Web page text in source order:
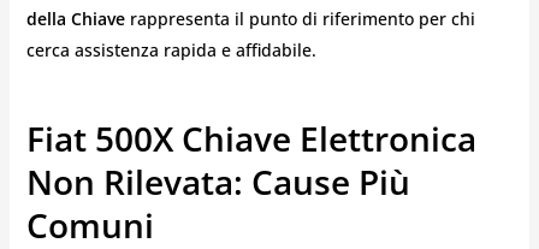
della Chiaverappresenta il punto di riferimento per chi
cerca assistenza rapida e affidabile.
Fiat 500X Chiave Elettronica
Non Rilevata: Cause Più
Comuni